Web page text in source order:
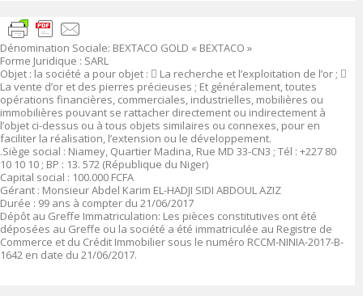
Dénomination Sociale: BEXTACO GOLD « BEXTACO »
Forme Juridique : SARL
Objet : la société a pour objet :  La recherche et l’exploitation de l’or ; 
La vente d’or et des pierres précieuses ; Et généralement, toutes
opérations financières, commerciales, industrielles, mobilières ou
immobilières pouvant se rattacher directement ou indirectement à
l’objet ci-dessus ou à tous objets similaires ou connexes, pour en
faciliter la réalisation, l’extension ou le développement.
.Siège social : Niamey, Quartier Madina, Rue MD 33-CN3 ; Tél : +227 80
10 10 10 ; BP : 13. 572 (République du Niger)
Capital social : 100.000 FCFA
Gérant : Monsieur Abdel Karim EL-HADJI SIDI ABDOUL AZIZ
Durée : 99 ans à compter du 21/06/2017
Dépôt au Greffe Immatriculation: Les pièces constitutives ont été
déposées au Greffe ou la société a été immatriculée au Registre de
Commerce et du Crédit Immobilier sous le numéro RCCM-NINIA-2017-B-
1642 en date du 21/06/2017.